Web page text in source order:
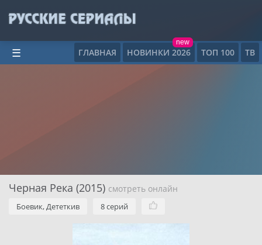
ГЛАВНАЯ НОВИНКИ 2026
new
ТОП 100 ТВ
☰
Черная Река (2015) смотреть онлайн
Боевик, Дететкив 8 серий